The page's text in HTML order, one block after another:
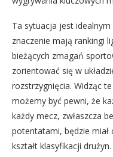
Ta sytuacja jest
znaczenie mają rankingi
bieżących zmagań
zorientować się w
rozstrzygnięcia. Widząc
możemy być pewni, że
każdy mecz, zwłaszcza
potentatami, będzie
kształt klasyfikacji drużyn.